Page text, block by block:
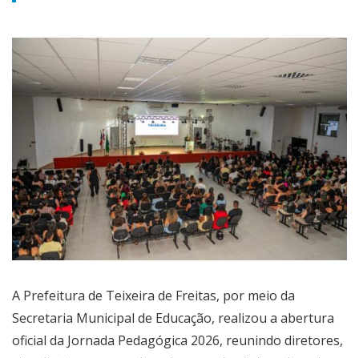
A Prefeitura de Teixeira de Freitas, por meio da
Secretaria Municipal de Educação, realizou a abertura
oficial da Jornada Pedagógica 2026, reunindo diretores,